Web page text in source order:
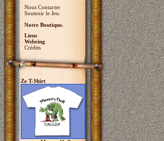
Nous Contacter
Soutenir le Jeu.
Notre Boutique.
Liens
Webring
Crédits
Ze T-Shirt